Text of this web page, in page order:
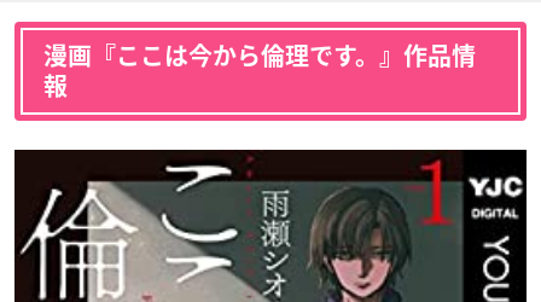
漫画『ここは今から倫理です。』作品情
報